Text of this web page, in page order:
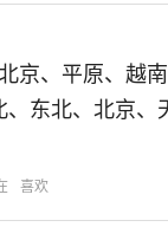
京、平原、越
东北、北京、
喜欢